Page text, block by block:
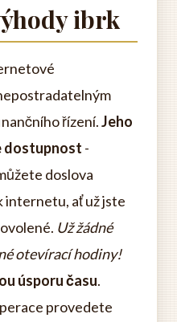
ibrk
řízení.Jeho
dostupnost -
doslova
internetu, ať už jste
Už žádné
otevírací hodiny!
úsporu času.
provedete